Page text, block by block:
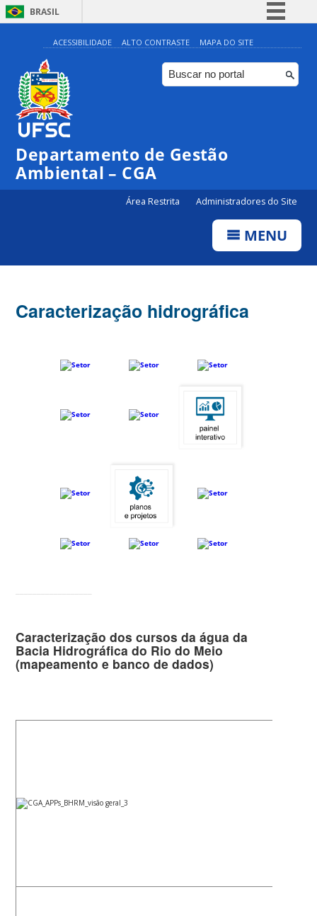
BRASIL
Simplifique!
Comunica BR
Participe
Canais
ACESSIBILIDADE ALTO CONTRASTE MAPA DO SITE
Departamento de Gestão
Ambiental – CGA
Área Restrita Administradores do Site
MENU
Caracterização hidrográfica
Caracterização dos cursos da água da
Bacia Hidrográfica do Rio do Meio
(mapeamento e banco de dados)